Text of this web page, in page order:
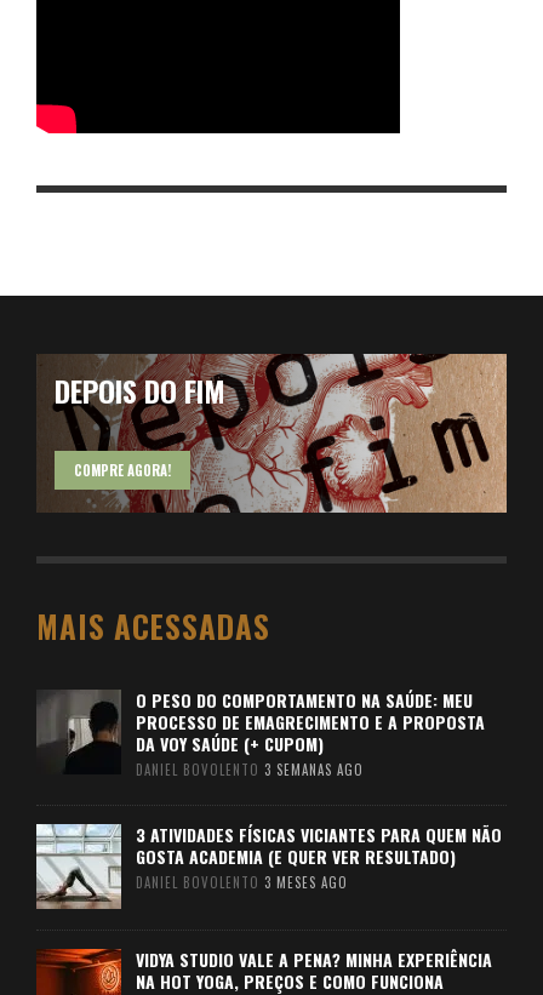
DEPOIS DO FIM
COMPRE AGORA!
MAIS ACESSADAS
O PESO DO COMPORTAMENTO NA SAÚDE: MEU
PROCESSO DE EMAGRECIMENTO E A PROPOSTA
DA VOY SAÚDE (+ CUPOM)
DANIEL BOVOLENTO 3 SEMANAS AGO
3 ATIVIDADES FÍSICAS VICIANTES PARA QUEM NÃO
GOSTA ACADEMIA (E QUER VER RESULTADO)
DANIEL BOVOLENTO 3 MESES AGO
VIDYA STUDIO VALE A PENA? MINHA EXPERIÊNCIA
NA HOT YOGA, PREÇOS E COMO FUNCIONA